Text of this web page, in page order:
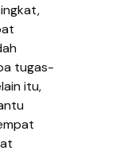
tugas-
itu,